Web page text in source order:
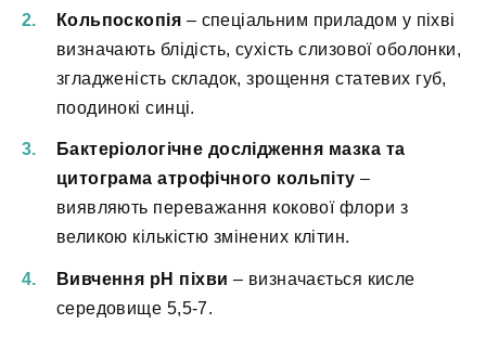
Кольпоскопія– спеціальним приладом у піхві
визначають блідість, сухість слизової оболонки,
згладженість складок, зрощення статевих губ,
поодинокі синці.
Бактеріологічне дослідження мазка та
цитограма атрофічного кольпіту –
виявляють переважання кокової флори з
великою кількістю змінених клітин.
Вивчення рН піхви – визначається кисле
середовище 5,5-7.